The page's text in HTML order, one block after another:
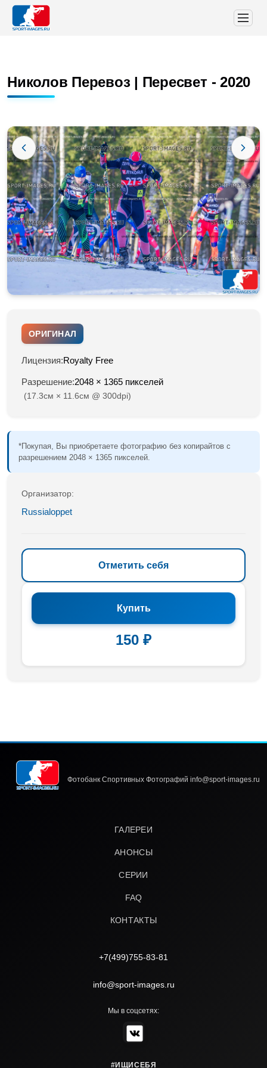
Николов Перевоз | Пересвет - 2020
ОРИГИНАЛ
Лицензия:Royalty Free
Разрешение:2048 × 1365 пикселей
(17.3см × 11.6см @ 300dpi)
*Покупая, Вы приобретаете фотографию без копирайтов с
разрешением 2048 × 1365 пикселей.
Организатор:
Russialoppet
Отметить себя
Купить
150 ₽
Фотобанк Спортивных Фотографий info@sport-images.ru
ГАЛЕРЕИ
АНОНСЫ
СЕРИИ
FAQ
КОНТАКТЫ
+7(499)755-83-81
info@sport-images.ru
Мы в соцсетях:
#ИЩИСЕБЯ